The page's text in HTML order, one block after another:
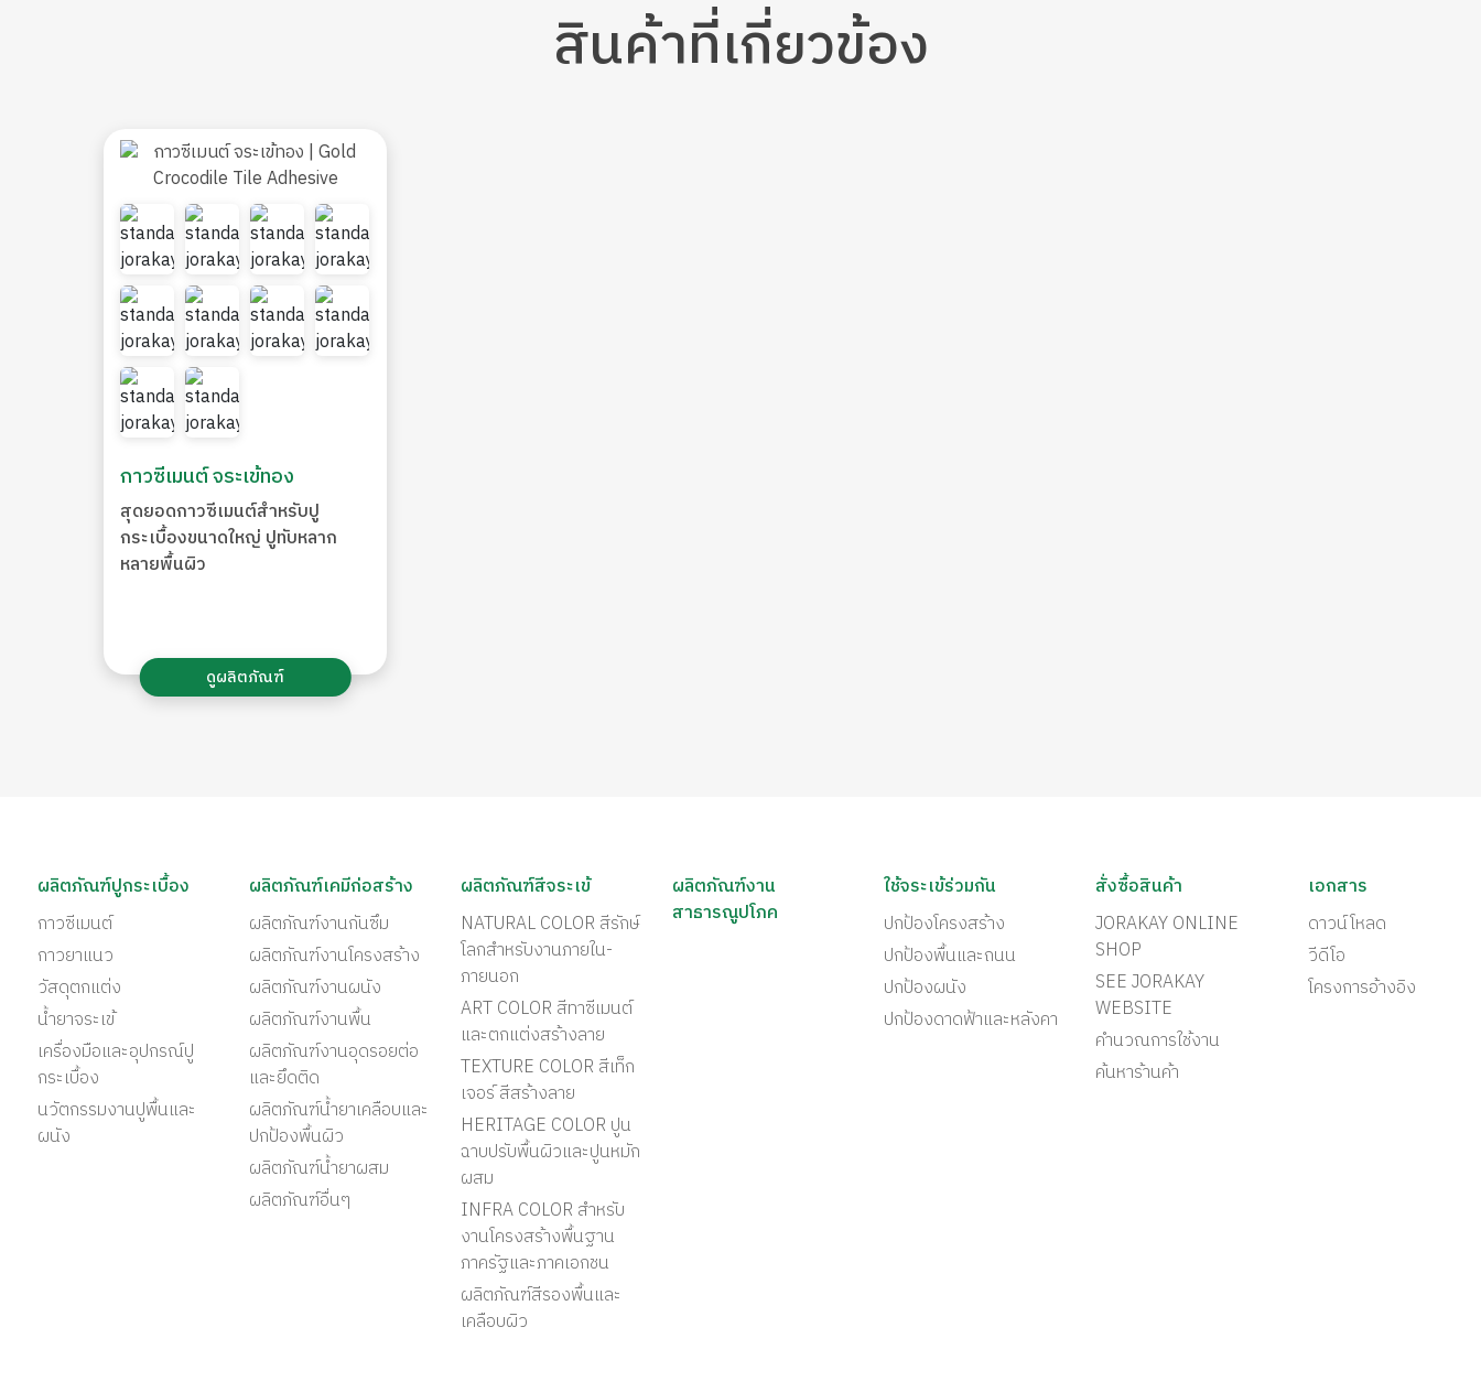
สินค้าที่เกี่ยวข้อง
กาวซีเมนต์ จระเข้ทอง
สุดยอดกาวซีเมนต์สำหรับปู
กระเบื้องขนาดใหญ่ ปูทับหลาก
หลายพื้นผิว
ดูผลิตภัณฑ์
ผลิตภัณฑ์ปูกระเบื้อง
กาวซีเมนต์
กาวยาแนว
วัสดุตกแต่ง
น้ำยาจระเข้
เครื่องมือและอุปกรณ์ปู
กระเบื้อง
นวัตกรรมงานปูพื้นและ
ผนัง
ผลิตภัณฑ์เคมีก่อสร้าง
ผลิตภัณฑ์งานกันซึม
ผลิตภัณฑ์งานโครงสร้าง
ผลิตภัณฑ์งานผนัง
ผลิตภัณฑ์งานพื้น
ผลิตภัณฑ์งานอุดรอยต่อ
และยึดติด
ผลิตภัณฑ์น้ำยาเคลือบและ
ปกป้องพื้นผิว
ผลิตภัณฑ์น้ำยาผสม
ผลิตภัณฑ์อื่นๆ
ผลิตภัณฑ์สีจระเข้
NATURAL COLOR สีรักษ์
โลกสำหรับงานภายใน-
ภายนอก
ART COLOR สีทาซีเมนต์
และตกแต่งสร้างลาย
TEXTURE COLOR สีเท็ก
เจอร์ สีสร้างลาย
HERITAGE COLOR ปูน
ฉาบปรับพื้นผิวและปูนหมัก
ผสม
INFRA COLOR สำหรับ
งานโครงสร้างพื้นฐาน
ภาครัฐและภาคเอกชน
ผลิตภัณฑ์สีรองพื้นและ
เคลือบผิว
ผลิตภัณฑ์งาน
สาธารณูปโภค
ใช้จระเข้ร่วมกัน
ปกป้องโครงสร้าง
ปกป้องพื้นและถนน
ปกป้องผนัง
ปกป้องดาดฟ้าและหลังคา
สั่งซื้อสินค้า
JORAKAY ONLINE
SHOP
SEE JORAKAY
WEBSITE
คำนวณการใช้งาน
ค้นหาร้านค้า
เอกสาร
ดาวน์โหลด
วีดีโอ
โครงการอ้างอิง